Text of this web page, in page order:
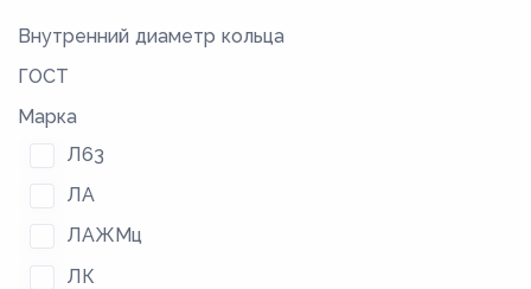
Внутренний диаметр кольца
ГОСТ
Марка
Л63
ЛА
ЛАЖМц
ЛК